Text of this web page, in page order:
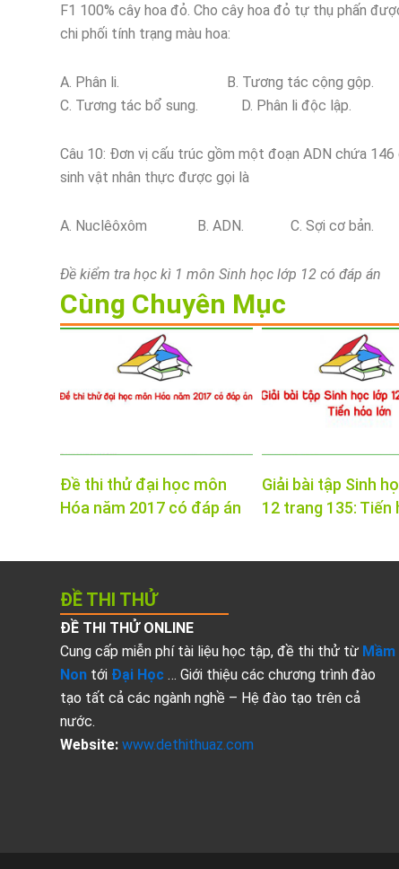
F1 100% cây hoa đỏ. Cho cây hoa đỏ tự thụ phấn
chi phối tính trạng màu hoa:
A. Phân li. B. Tương tác cộng gộp.
C. Tương tác bổ sung. D. Phân li độc lập.
Câu 10: Đơn vị cấu trúc gồm một đoạn ADN chứa
sinh vật nhân thực được gọi là
A. Nuclêôxôm B. ADN. C. Sợi cơ bản.
Đề kiểm tra học kì 1 môn Sinh học lớp 12 có đáp án
Cùng Chuyên Mục
Đề thi thử đại học môn
Hóa năm 2017 có đáp án
Giải bài tập Sinh
12 trang 135: Tiến
ĐỀ THI THỬ
ĐỀ THI THỬ ONLINE
Cung cấp miễn phí tài liệu học tập, đề thi thử từ Mầm
Non tới Đại Học … Giới thiệu các chương trình đào
tạo tất cả các ngành nghề – Hệ đào tạo trên cả
nước.
Website: www.dethithuaz.com